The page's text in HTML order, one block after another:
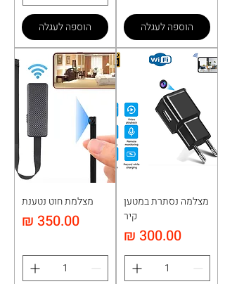
הוספה לעגלה הוספה לעגלה
מצלמה נסתרת במטען
קיר
מחיר
מצלמת חוט נטענת
מחיר